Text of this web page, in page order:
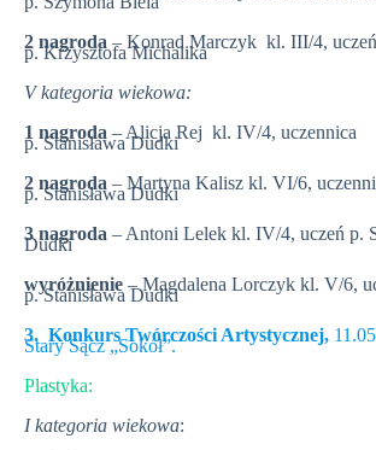
2 nagroda – Konrad Marczyk kl. III/4, uczeń
p. Krzysztofa Michalika
V kategoria wiekowa:
1 nagroda – Alicja Rej kl. IV/4, uczennica
p. Stanisława Dudki
2 nagroda – Martyna Kalisz kl. VI/6,
p. Stanisława Dudki
3 nagroda – Antoni Lelek kl. IV/4, uczeń p.
Dudki
wyróżnienie – Magdalena Lorczyk kl. V/6,
p. Stanisława Dudki
3. Konkurs Twórczości Artystycznej,
Stary Sącz „Sokół”.
Plastyka:
I kategoria wiekowa: